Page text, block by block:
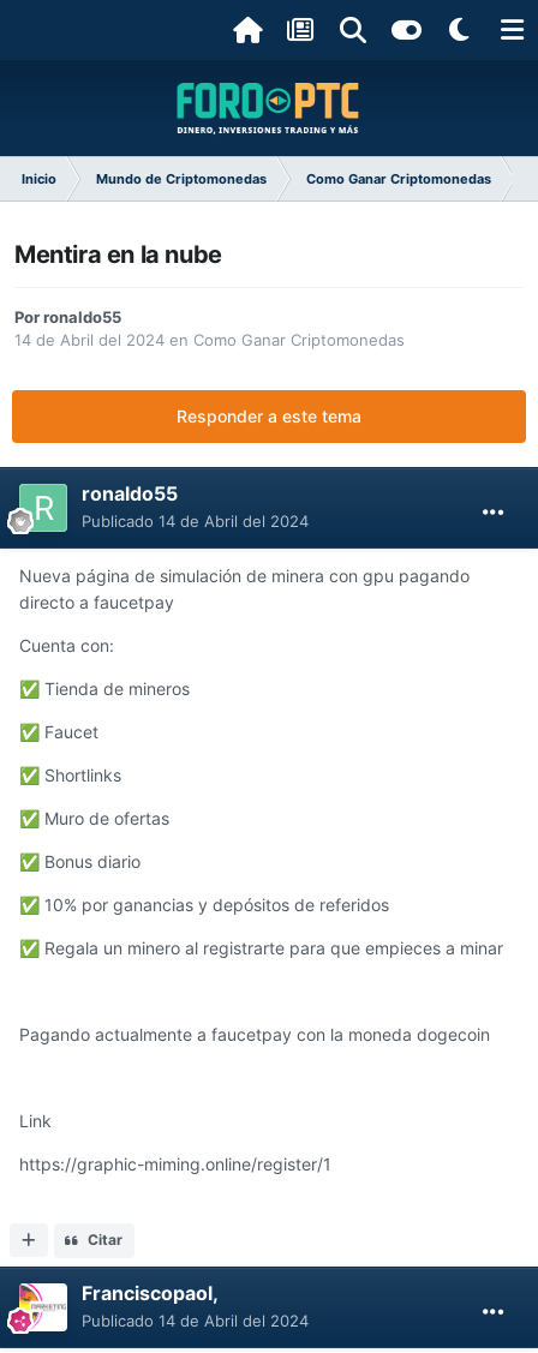
Inicio Mundo de Criptomonedas Como Ganar Criptomonedas
Mentira en la nube
Porronaldo55
14 de Abril del 2024 en Como Ganar Criptomonedas
Responder a este tema
ronaldo55
Publicado 14 de Abril del 2024
Nueva página de simulación de minera con gpu pagando
directo a faucetpay
Cuenta con:
✅ Tienda de mineros
✅ Faucet
✅ Shortlinks
✅ Muro de ofertas
✅ Bonus diario
✅ 10% por ganancias y depósitos de referidos
✅ Regala un minero al registrarte para que empieces a minar
Pagando actualmente a faucetpay con la moneda dogecoin
Link
https://graphic-miming.online/register/1
Citar
Franciscopaol,
Publicado 14 de Abril del 2024